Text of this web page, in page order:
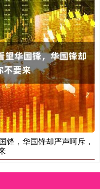
锋，华国锋却严声呵斥，